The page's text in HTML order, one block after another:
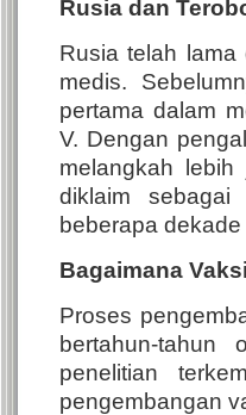
Rusia dan
Rusia telah lama
medis.
pertama dalam
V. Dengan
melangkah
diklaim
beberapa dekade
Bagaimana
Proses
bertahun-
penelitian
pengembangan